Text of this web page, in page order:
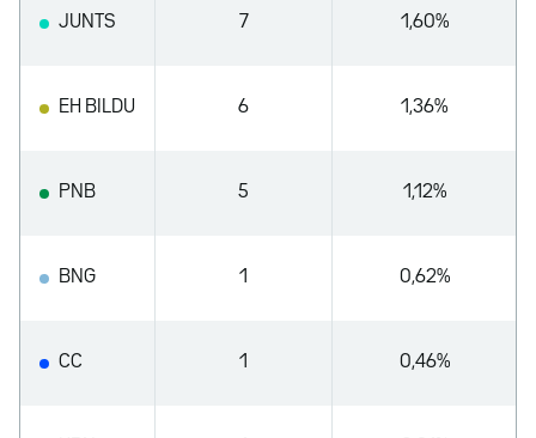
JUNTS 7 1,60%
EH BILDU 6 1,36%
PNB 5 1,12%
BNG 1 0,62%
CC 1 0,46%